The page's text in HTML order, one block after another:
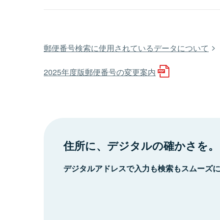
郵便番号検索に使用されているデータについて
2025年度版郵便番号の変更案内
住所に、デジタルの確かさを。
デジタルアドレスで入力も検索もスムーズ